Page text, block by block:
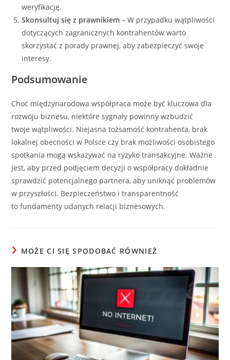
weryfikację.
Skonsultuj się z prawnikiem – W przypadku wątpliwości
dotyczących zagranicznych kontrahentów warto
skorzystać z porady prawnej, aby zabezpieczyć swoje
interesy.
Podsumowanie
Choć międzynarodowa współpraca może być kluczowa dla
rozwoju biznesu, niektóre sygnały powinny wzbudzić
twoje wątpliwości. Niejasna tożsamość kontrahenta, brak
lokalnej obecności w Polsce czy brak możliwości osobistego
spotkania mogą wskazywać na ryzyko transakcyjne. Ważne
jest, aby przed podjęciem decyzji o współpracy dokładnie
sprawdzić potencjalnego partnera, aby uniknąć problemów
w przyszłości. Bezpieczeństwo i transparentność
to fundamenty udanych relacji biznesowych.
MOŻE CI SIĘ SPODOBAĆ RÓWNIEŻ